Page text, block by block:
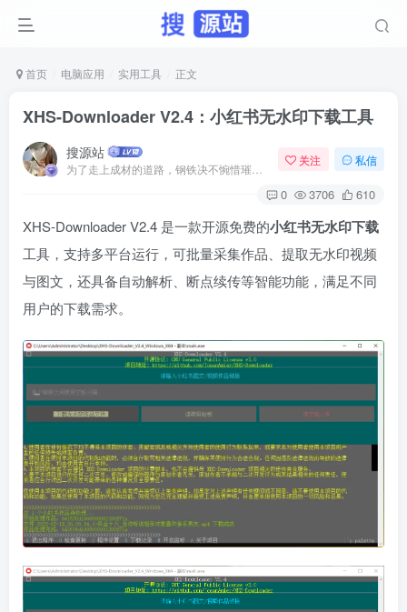
首页 电脑应用 实用工具 正文
XHS-Downloader V2.4：小红书无水印下载工具
搜源站 关注 私信
0 3706 610
XHS-Downloader V2.4 是一款开源免费的小红书无水印下载
工具，支持多平台运行，可批量采集作品、提取无水印视频
与图文，还具备自动解析、断点续传等智能功能，满足不同
用户的下载需求。